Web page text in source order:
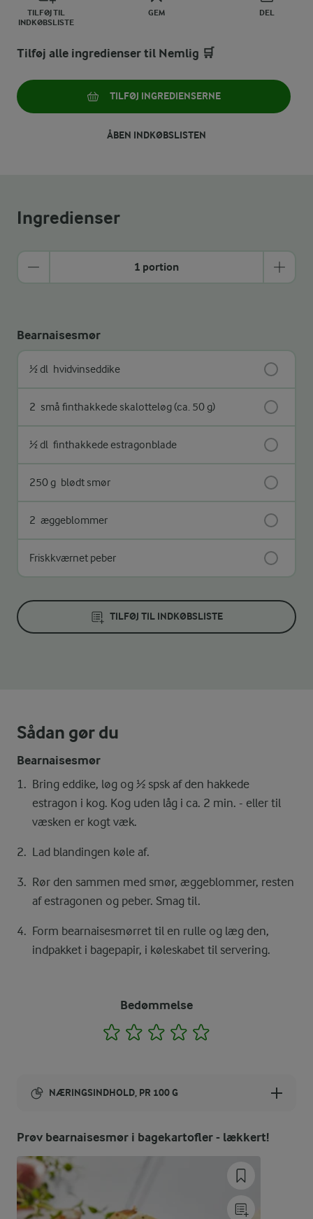
TILFØJ TIL
INDKØBSLISTE
GEM DEL
Tilføj alle ingredienser til Nemlig 🛒
TILFØJ INGREDIENSERNE
ÅBEN INDKØBSLISTEN
Ingredienser
1 portion
Bearnaisesmør
½ dl hvidvinseddike
2 små finthakkede skalotteløg (ca. 50 g)
½ dl finthakkede estragonblade
250 g blødt smør
2 æggeblommer
Friskkværnet peber
TILFØJ TIL INDKØBSLISTE
Sådan gør du
Bearnaisesmør
Bring eddike, løg og ½ spsk af den hakkede
estragon i kog. Kog uden låg i ca. 2 min. - eller til
væsken er kogt væk.
Lad blandingen køle af.
Rør den sammen med smør, æggeblommer, resten
af estragonen og peber. Smag til.
Form bearnaisesmørret til en rulle og læg den,
indpakket i bagepapir, i køleskabet til servering.
Bedømmelse
1 2 3 4
NÆRINGSINDHOLD, PR 100 G
Energiindhold:
2093 kJ / 500 kcal
Energifordeling
Prøv bearnaisesmør i bagekartofler - lækkert!